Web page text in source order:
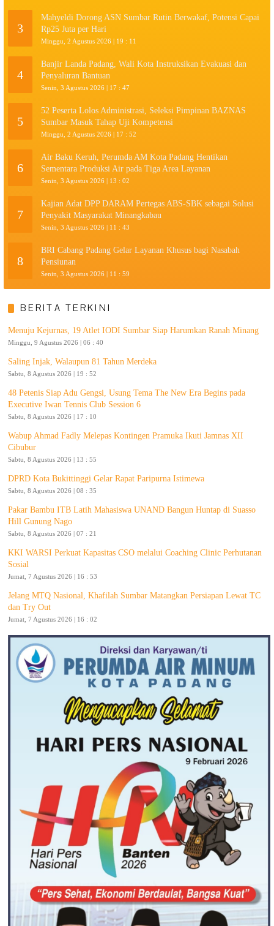
3
Mahyeldi Dorong ASN Sumbar Rutin Berwakaf, Potensi Capai
Rp25 Juta per Hari
Minggu, 2 Agustus 2026 | 19 : 11
4
Banjir Landa Padang, Wali Kota Instruksikan Evakuasi dan
Penyaluran Bantuan
Senin, 3 Agustus 2026 | 17 : 47
5
52 Peserta Lolos Administrasi, Seleksi Pimpinan BAZNAS
Sumbar Masuk Tahap Uji Kompetensi
Minggu, 2 Agustus 2026 | 17 : 52
6
Air Baku Keruh, Perumda AM Kota Padang Hentikan
Sementara Produksi Air pada Tiga Area Layanan
Senin, 3 Agustus 2026 | 13 : 02
7
Kajian Adat DPP DARAM Pertegas ABS-SBK sebagai Solusi
Penyakit Masyarakat Minangkabau
Senin, 3 Agustus 2026 | 11 : 43
8
BRI Cabang Padang Gelar Layanan Khusus bagi Nasabah
Pensiunan
Senin, 3 Agustus 2026 | 11 : 59
BERITA TERKINI
Menuju Kejurnas, 19 Atlet IODI Sumbar Siap Harumkan Ranah Minang
Minggu, 9 Agustus 2026 | 06 : 40
Saling Injak, Walaupun 81 Tahun Merdeka
Sabtu, 8 Agustus 2026 | 19 : 52
48 Petenis Siap Adu Gengsi, Usung Tema The New Era Begins pada
Executive Iwan Tennis Club Session 6
Sabtu, 8 Agustus 2026 | 17 : 10
Wabup Ahmad Fadly Melepas Kontingen Pramuka Ikuti Jamnas XII
Cibubur
Sabtu, 8 Agustus 2026 | 13 : 55
DPRD Kota Bukittinggi Gelar Rapat Paripurna Istimewa
Sabtu, 8 Agustus 2026 | 08 : 35
Pakar Bambu ITB Latih Mahasiswa UNAND Bangun Huntap di Suasso
Hill Gunung Nago
Sabtu, 8 Agustus 2026 | 07 : 21
KKI WARSI Perkuat Kapasitas CSO melalui Coaching Clinic Perhutanan
Sosial
Jumat, 7 Agustus 2026 | 16 : 53
Jelang MTQ Nasional, Khafilah Sumbar Matangkan Persiapan Lewat TC
dan Try Out
Jumat, 7 Agustus 2026 | 16 : 02